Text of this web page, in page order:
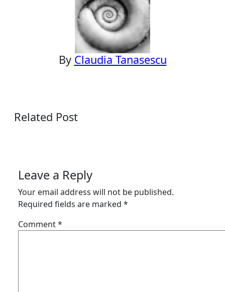
By Claudia Tanasescu
Related Post
Leave a Reply
Your email address will not be published.
Required fields are marked *
Comment*